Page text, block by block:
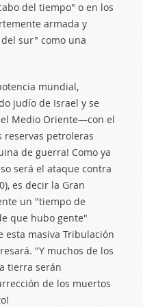
del tiempo" o en los
armada y
sur" como una
mundial,
judío de Israel y se
Medio Oriente—con el
reservas petroleras
de guerra! Como ya
será el ataque contra
), es decir la Gran
un "tiempo de
que hubo gente"
esta masiva Tribulación
"Y muchos de los
tierra serán
de los muertos